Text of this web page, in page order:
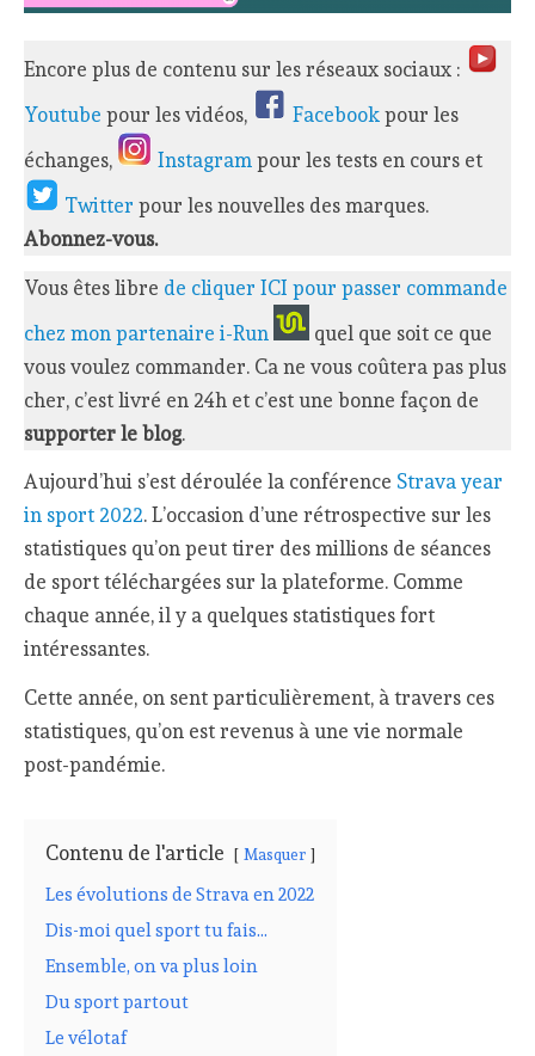
Encore plus de contenu sur les réseaux sociaux :
Youtube pour les vidéos, Facebookpour les
échanges,
Instagrampour les tests en cours et
Twitterpour les nouvelles des marques.
Abonnez-vous.
Vous êtes libre de cliquer ICI pour passer commande
chez mon partenaire i-Run
quel que soit ce que
vous voulez commander. Ca ne vous coûtera pas plus
cher, c’est livré en 24h et c’est une bonne façon de
supporter le blog.
Aujourd’hui s’est déroulée la conférence Strava year
in sport 2022. L’occasion d’une rétrospective sur les
statistiques qu’on peut tirer des millions de séances
de sport téléchargées sur la plateforme. Comme
chaque année, il y a quelques statistiques fort
intéressantes.
Cette année, on sent particulièrement, à travers ces
statistiques, qu’on est revenus à une vie normale
post-pandémie.
Contenu de l'article Masquer
Les évolutions de Strava en 2022
Dis-moi quel sport tu fais…
Ensemble, on va plus loin
Du sport partout
Le vélotaf